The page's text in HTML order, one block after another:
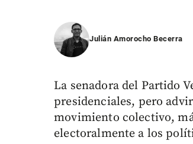
Julián Amorocho Becerra
La senadora del Partido
presidenciales, pero
movimiento colectivo,
electoralmente a los